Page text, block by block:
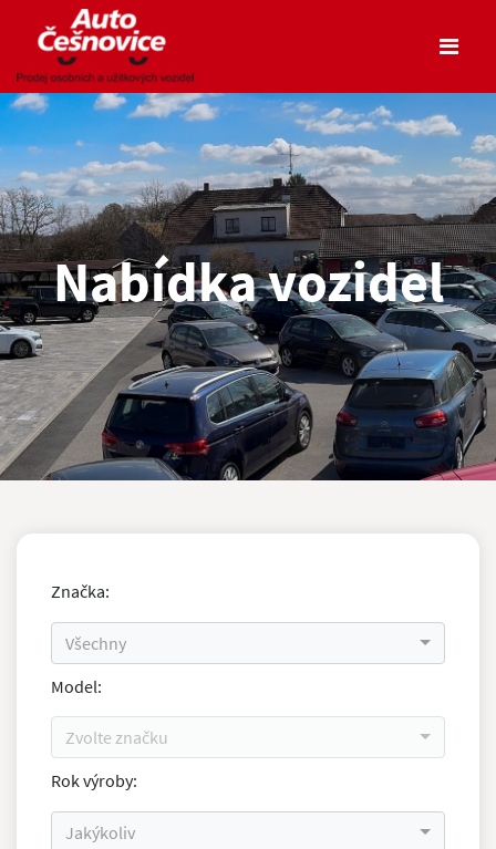
Nabídka vozidel
Značka:
Všechny
Model:
Zvolte značku
Rok výroby:
Jakýkoliv